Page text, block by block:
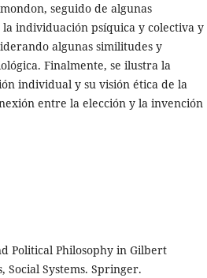
seguido de algunas
individuación psíquica y colectiva y
algunas similitudes y
Finalmente, se ilustra la
individual y su visión ética de la
entre la elección y la invención
Political Philosophy in Gilbert
Systems. Springer.